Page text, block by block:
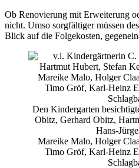
Ob Renovierung mit Erweiterung
nicht. Umso sorgfältiger müssen
Blick auf die Folgekosten,
Den Kindergarten
Obitz, Gerhard Obitz,
Hans-
Mareike Malo, Holger
Timo Gröf, Karl-Heinz